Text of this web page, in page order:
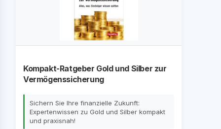
Kompakt-Ratgeber Gold und Silber zur
Vermögenssicherung
Sichern Sie Ihre finanzielle Zukunft:
Expertenwissen zu Gold und Silber kompakt
und praxisnah!